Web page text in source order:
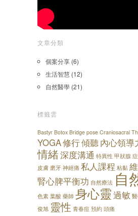
文章分類
個案分享 (6)
生活智慧 (12)
自然醫學 (21)
標籤雲
Bastyr Botox Bridge pose Craniosacral
YOGA修行傾聽內心領導
情緒深度溝通 特異性 甲狀腺
皮膚 磨牙 神經痛 私人課程 粘黏
腎心脾平衡功 自然療法 自
色素 葉酸 藥師 身心靈過敏
俊旭 靈性 青春痘 預約 頭痛